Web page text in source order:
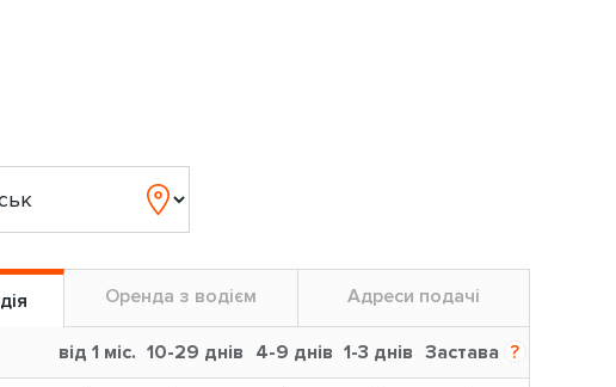
Оренда з водієм Адреси подачі
від 1 міс. 10-29 днів 4-9 днів 1-3 днів Застава ?